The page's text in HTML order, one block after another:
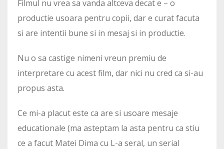
Filmul nu vrea sa vanda altceva decat e – o
productie usoara pentru copii, dar e curat facuta
si are intentii bune si in mesaj si in productie.
Nu o sa castige nimeni vreun premiu de
interpretare cu acest film, dar nici nu cred ca si-au
propus asta.
Ce mi-a placut este ca are si usoare mesaje
educationale (ma asteptam la asta pentru ca stiu
ce a facut Matei Dima cu L-a seral, un serial